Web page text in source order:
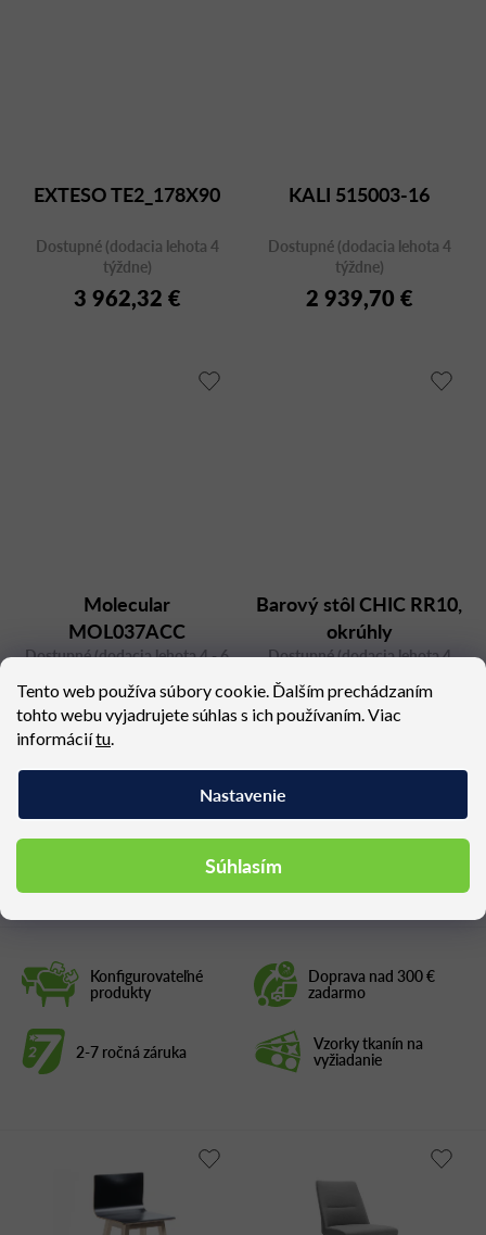
Tento web používa súbory cookie. Ďalším prechádzaním
tohto webu vyjadrujete súhlas s ich používaním. Viac
informáciítu
Nastavenie
Súhlasím
Konfigurovateľné
produkty
Doprava nad 300 €
zadarmo
2-7 ročná záruka Vzorky tkanín na
vyžiadanie
EXTESO TE2_178X90
Dostupné (dodacia lehota 4
týždne)
3 962,32 €
KALI 515003-16
Dostupné (dodacia lehota 4
týždne)
2 939,70 €
Molecular
MOL037ACC
Dostupné (dodacia lehota 4 - 6
435,60 €
Barový stôl CHIC RR10,
okrúhly
Dostupné (dodacia lehota 4
638,37 €
Podobné produkty